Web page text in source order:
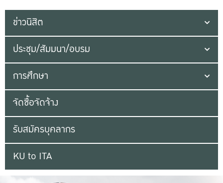
ข่าวนิสิต
ประชุม/สัมมนา/อบรม
การศึกษา
จัดซื้อจัดจ้าง
รับสมัครบุคลากร
KU to ITA